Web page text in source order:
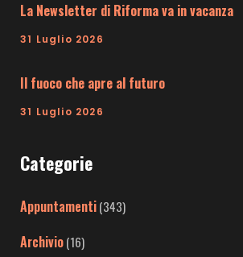
La Newsletter di Riforma va in vacanza
31 Luglio 2026
Il fuoco che apre al futuro
31 Luglio 2026
Categorie
Appuntamenti(343)
Archivio(16)